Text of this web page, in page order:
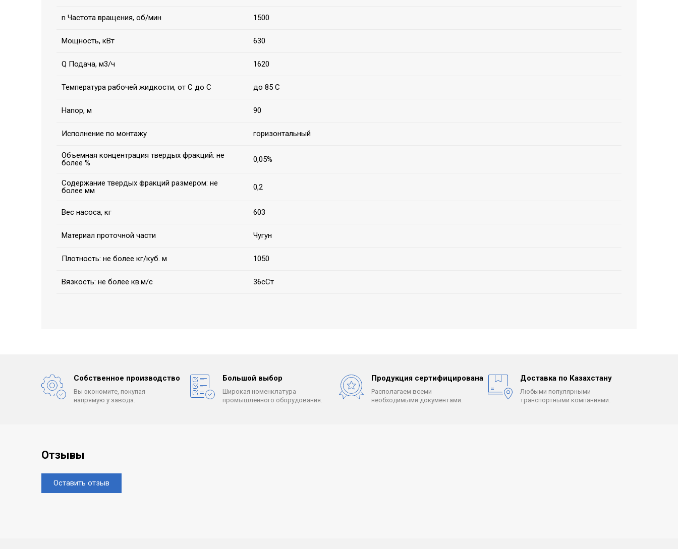
n Частота вращения, об/мин 1500
Мощность, кВт 630
Q Подача, м3/ч 1620
Температура рабочей жидкости, от С до С до 85 С
Напор, м 90
Исполнение по монтажу горизонтальный
Объемная концентрация твердых фракций: не
более %
0,05%
Содержание твердых фракций размером: не
более мм
0,2
Вес насоса, кг 603
Материал проточной части Чугун
Плотность: не более кг/куб. м 1050
Вязкость: не более кв.м/с 36сСт
Собственное производство
Вы экономите, покупая
напрямую у завода.
Большой выбор
Широкая номенклатура
промышленного оборудования.
Продукция сертифицирована
Располагаем всеми
необходимыми документами.
Доставка по Казахстану
Любыми популярными
транспортными компаниями.
Отзывы
Оставить отзыв